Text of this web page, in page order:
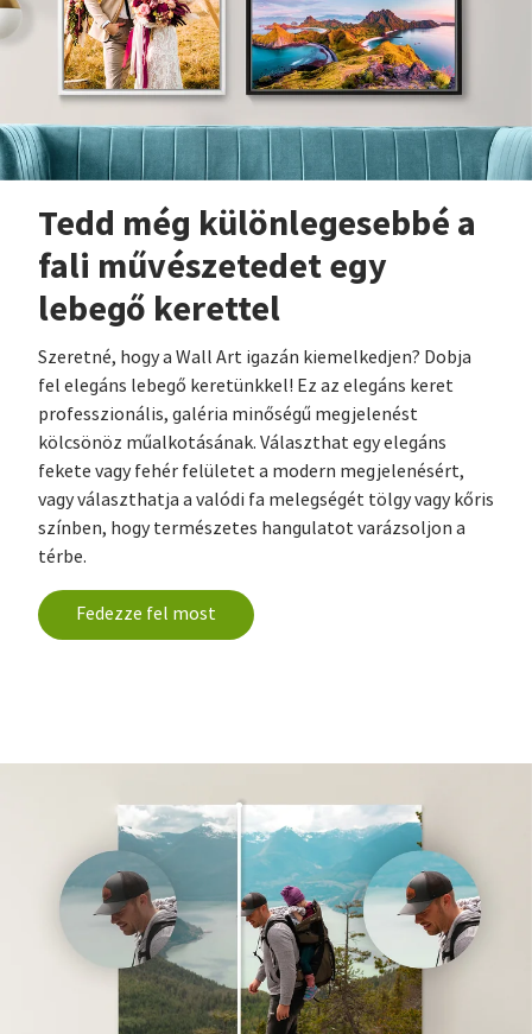
Tedd még különlegesebbé a
fali művészetedet egy
lebegő kerettel
Szeretné, hogy a Wall Art igazán kiemelkedjen? Dobja
fel elegáns lebegő keretünkkel! Ez az elegáns keret
professzionális, galéria minőségű megjelenést
kölcsönöz műalkotásának. Választhat egy elegáns
fekete vagy fehér felületet a modern megjelenésért,
vagy választhatja a valódi fa melegségét tölgy vagy kőris
színben, hogy természetes hangulatot varázsoljon a
térbe.
Fedezze fel most